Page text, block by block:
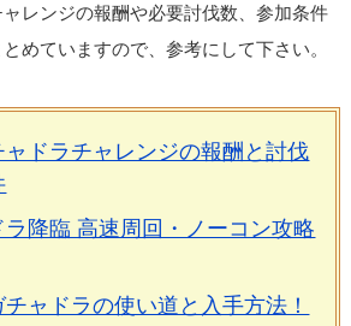
レンジの報酬や必要討伐数、参加条件
めていますので、参考にして下さい。
ドラチャレンジの報酬と討伐
降臨 高速周回・ノーコン攻略
ャドラの使い道と入手方法！